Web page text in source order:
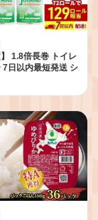
】 1.8倍長巻 トイレ
7日以内最短発送 シ
ル相当 計72ロー
個パック) 長さ
再生紙 日本製 ま
常備品 エコ 消耗品
ョイマインド